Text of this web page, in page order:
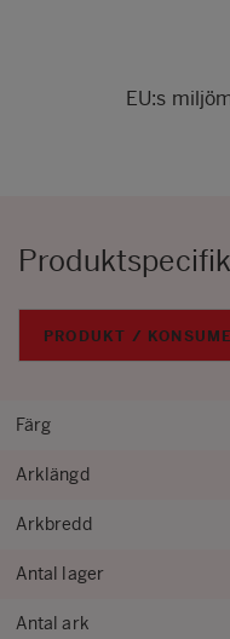
EU:s
PRODUKT /
Färg
Arklängd
Arkbredd
Antal lager
Antal ark